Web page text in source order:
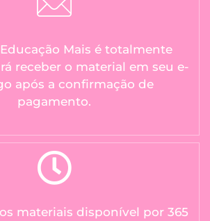
Mais é totalmente
receber o material em seu e-
após a confirmação de
pagamento.
materiais disponível por 365